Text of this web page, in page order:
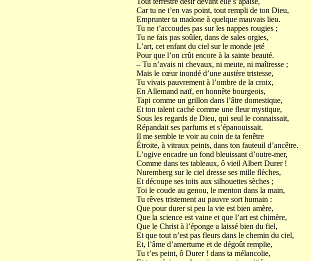
Car tu ne t’en vas point, tout rempli de ton Dieu,
Emprunter ta madone à quelque mauvais lieu.
Tu ne t’accoudes pas sur les nappes rougies ;
Tu ne fais pas soûler, dans de sales orgies,
L’art, cet enfant du ciel sur le monde jeté
Pour que l’on crût encore à la sainte beauté.
– Tu n’avais ni chevaux, ni meute, ni maîtresse ;
Mais le cœur inondé d’une austère tristesse,
Tu vivais pauvrement à l’ombre de la croix,
En Allemand naïf, en honnête bourgeois,
Tapi comme un grillon dans l’âtre domestique,
Et ton talent caché comme une fleur mystique,
Sous les regards de Dieu, qui seul le connaissait,
Répandait ses parfums et s’épanouissait.
Il me semble te voir au coin de ta fenêtre
Étroite, à vitraux peints, dans ton fauteuil d’ancêtre.
L’ogive encadre un fond bleuissant d’outre-mer,
Comme dans tes tableaux, ô vieil Albert Durer !
Nuremberg sur le ciel dresse ses mille flèches,
Et découpe ses toits aux silhouettes sèches ;
Toi le coude au genou, le menton dans la main,
Tu rêves tristement au pauvre sort humain :
Que pour durer si peu la vie est bien amère,
Que la science est vaine et que l’art est chimère,
Que le Christ à l’éponge a laissé bien du fiel,
Et que tout n’est pas fleurs dans le chemin du ciel,
Et, l’âme d’amertume et de dégoût remplie,
Tu t’es peint, ô Durer ! dans ta mélancolie,